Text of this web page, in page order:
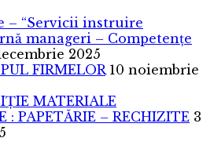
– “Servicii instruire
manageri – Competențe
2025
FIRMELOR 10 noiembrie
MATERIALE
: PAPETĂRIE – RECHIZITE 3